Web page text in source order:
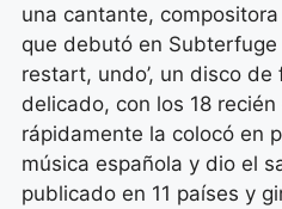
una cantante,
que debutó en Subterfuge
restart, undo’, un disco
delicado, con los 18
rápidamente la colocó en
música española y dio el
publicado en 11 países y